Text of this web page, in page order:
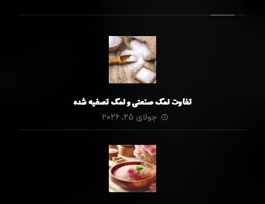
تفاوت نمک صنعتی و نمک تصفیه شده
جولای ۲۵, ۲۰۲۶